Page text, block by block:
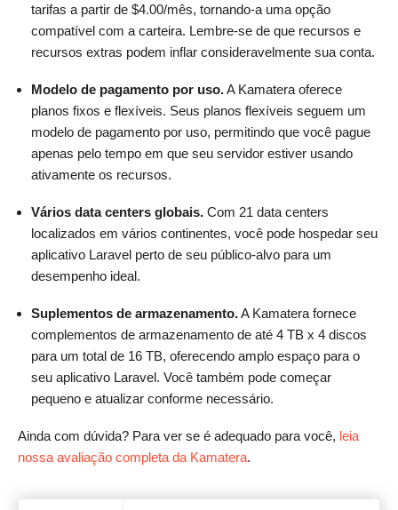
tarifas a partir de $4.00/mês, tornando-a uma opção
compatível com a carteira. Lembre-se de que recursos e
recursos extras podem inflar consideravelmente sua conta.
Modelo de pagamento por uso.A Kamatera oferece
planos fixos e flexíveis. Seus planos flexíveis seguem um
modelo de pagamento por uso, permitindo que você pague
apenas pelo tempo em que seu servidor estiver usando
ativamente os recursos.
Vários data centers globais. Com 21 data centers
localizados em vários continentes, você pode hospedar seu
aplicativo Laravel perto de seu público-alvo para um
desempenho ideal.
Suplementos de armazenamento.A Kamatera fornece
complementos de armazenamento de até 4 TB x 4 discos
para um total de 16 TB, oferecendo amplo espaço para o
seu aplicativo Laravel. Você também pode começar
pequeno e atualizar conforme necessário.
Ainda com dúvida? Para ver se é adequado para você, leia
nossa avaliação completa da Kamatera.